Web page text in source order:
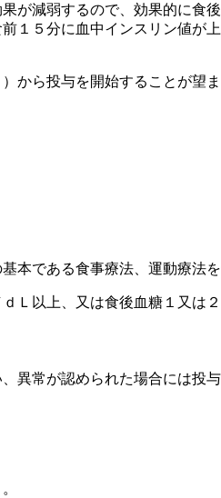
が減弱するので、効果的に食
１５分に血中インスリン値
ら投与を開始することが望
である食事療法、運動療法
以上、又は食後血糖１又は
異常が認められた場合には投